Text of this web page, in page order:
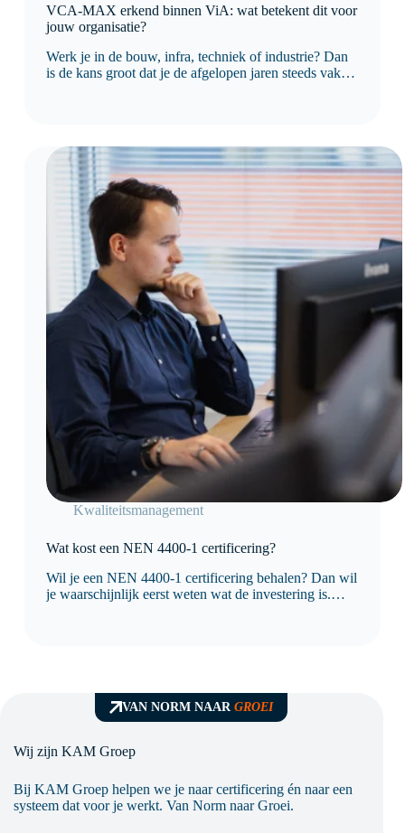
VCA-MAX erkend binnen ViA: wat betekent dit voor
jouw organisatie?
Werk je in de bouw, infra, techniek of industrie? Dan
is de kans groot dat je de afgelopen jaren steeds vaker
Kwaliteitsmanagement
Wat kost een NEN 4400-1 certificering?
Wil je een NEN 4400-1 certificering behalen? Dan wil
je waarschijnlijk eerst weten wat de investering is.
VAN NORM NAARGROEI
Wij zijn KAM Groep
Bij KAM Groep helpen we je naar certificering én naar een
systeem dat voor je werkt. Van Norm naar Groei.